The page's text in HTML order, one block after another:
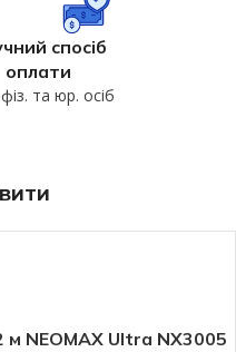
спосіб
оплати
та юр. осіб
NEOMAX Ultra NX3005